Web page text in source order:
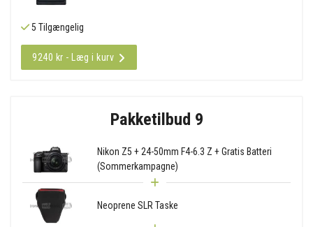
5 Tilgængelig
9240 kr - Læg i kurv
Pakketilbud 9
Nikon Z5 + 24-50mm F4-6.3 Z + Gratis Batteri
(Sommerkampagne)
Neoprene SLR Taske